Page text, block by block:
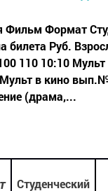
Фильм Формат
билета Руб.
110 10:10 Мульт
в кино
(драма,...
Студенческий